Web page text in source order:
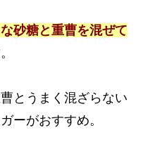
砂糖と重曹を混ぜて
とうまく混ざらない
ーがおすすめ。